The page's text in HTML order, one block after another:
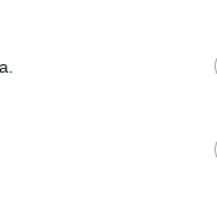
Gegenzug im Forum